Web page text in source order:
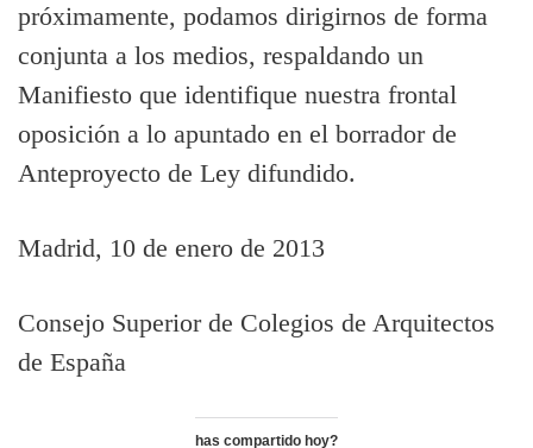
próximamente, podamos dirigirnos de forma
conjunta a los medios, respaldando un
Manifiesto que identifique nuestra frontal
oposición a lo apuntado en el borrador de
Anteproyecto de Ley difundido.
Madrid, 10 de enero de 2013
Consejo Superior de Colegios de Arquitectos
de España
has compartido hoy?